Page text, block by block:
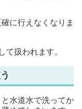
に行えなくなりま
て扱われます。
水道水で洗ってか